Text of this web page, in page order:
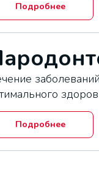
Подробнее
Подробнее